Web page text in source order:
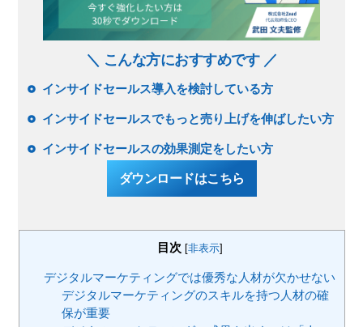
＼ こんな方におすすめです ／
インサイドセールス導入を検討している方
インサイドセールスでもっと売り上げを伸ばしたい方
インサイドセールスの効果測定をしたい方
ダウンロードはこちら
目次 [非表示]
デジタルマーケティングでは優秀な人材が欠かせない
デジタルマーケティングのスキルを持つ人材の確
保が重要